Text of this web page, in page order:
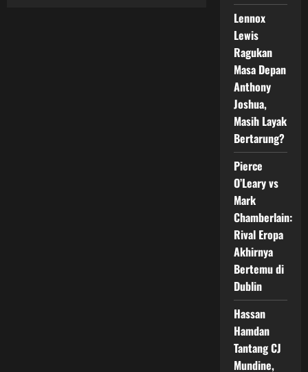
Lennox
Lewis
Ragukan
Masa Depan
Anthony
Joshua,
Masih Layak
Bertarung?
Pierce
O’Leary vs
Mark
Chamberlain:
Rival Eropa
Akhirnya
Bertemu di
Dublin
Hassan
Hamdan
Tantang CJ
Mundine,